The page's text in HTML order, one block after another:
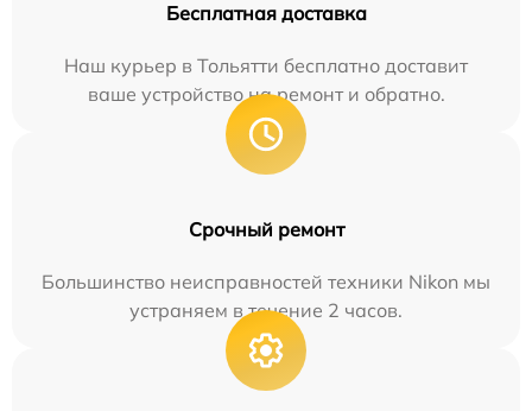
Бесплатная доставка
Наш курьер в Тольятти бесплатно доставит
ваше устройство на ремонт и обратно.
Срочный ремонт
Большинство неисправностей техники Nikon мы
устраняем в течение 2 часов.